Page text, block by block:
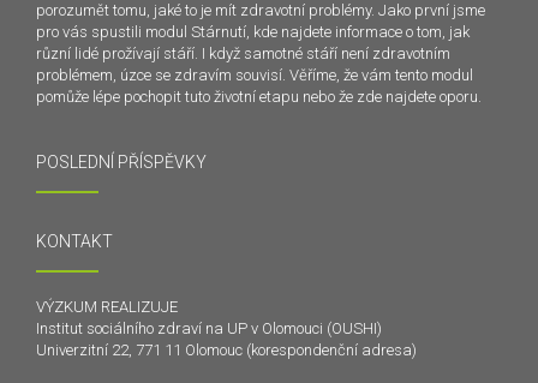
porozumět tomu, jaké to je mít zdravotní problémy. Jako první jsme
pro vás spustili modul Stárnutí, kde najdete informace o tom, jak
různí lidé prožívají stáří. I když samotné stáří není zdravotním
problémem, úzce se zdravím souvisí. Věříme, že vám tento modul
pomůže lépe pochopit tuto životní etapu nebo že zde najdete oporu.
POSLEDNÍ PŘÍSPĚVKY
KONTAKT
VÝZKUM REALIZUJE
Institut sociálního zdraví na UP v Olomouci (OUSHI)
Univerzitní 22, 771 11 Olomouc (korespondenční adresa)